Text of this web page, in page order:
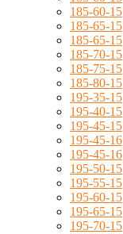
185-60-15
185-65-15
185-65-15
185-70-15
185-75-15
185-80-15
195-35-15
195-40-15
195-45-15
195-45-16
195-45-16
195-50-15
195-55-15
195-60-15
195-65-15
195-70-15